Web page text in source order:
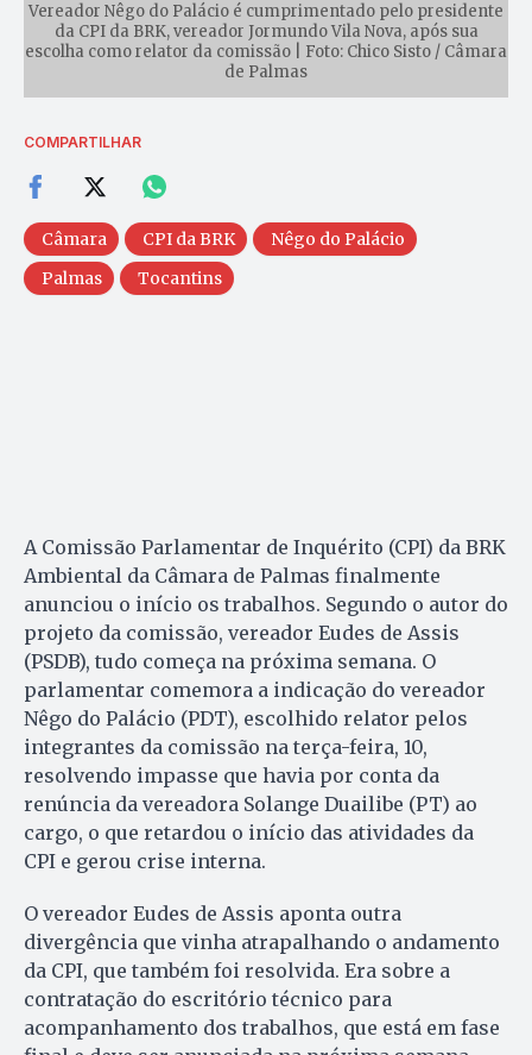
Vereador Nêgo do Palácio é cumprimentado pelo presidente
da CPI da BRK, vereador Jormundo Vila Nova, após sua
escolha como relator da comissão | Foto: Chico Sisto / Câmara
de Palmas
COMPARTILHAR
Câmara CPI da BRK
Nêgo do Palácio
Palmas
Tocantins
A Comissão Parlamentar de Inquérito (CPI) da BRK
Ambiental da Câmara de Palmas finalmente
anunciou o início os trabalhos. Segundo o autor do
projeto da comissão, vereador Eudes de Assis
(PSDB), tudo começa na próxima semana. O
parlamentar comemora a indicação do vereador
Nêgo do Palácio (PDT), escolhido relator pelos
integrantes da comissão na terça-feira, 10,
resolvendo impasse que havia por conta da
renúncia da vereadora Solange Duailibe (PT) ao
cargo, o que retardou o início das atividades da
CPI e gerou crise interna.
O vereador Eudes de Assis aponta outra
divergência que vinha atrapalhando o andamento
da CPI, que também foi resolvida. Era sobre a
contratação do escritório técnico para
acompanhamento dos trabalhos, que está em fase